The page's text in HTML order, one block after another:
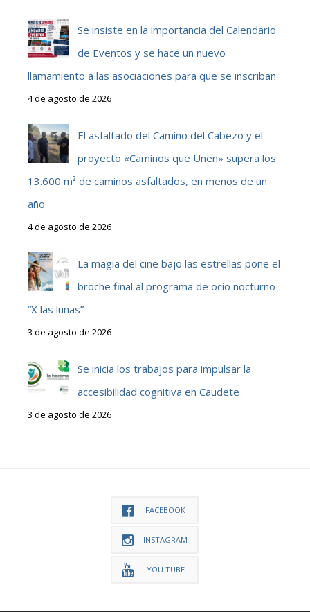
Se insiste en la importancia del Calendario
de Eventos y se hace un nuevo
llamamiento a las asociaciones para que se inscriban
4 de agosto de 2026
El asfaltado del Camino del Cabezo y el
proyecto «Caminos que Unen» supera los
13.600 m² de caminos asfaltados, en menos de un
año
4 de agosto de 2026
La magia del cine bajo las estrellas pone el
broche final al programa de ocio nocturno
“X las lunas”
3 de agosto de 2026
Se inicia los trabajos para impulsar la
accesibilidad cognitiva en Caudete
3 de agosto de 2026
FACEBOOK
INSTAGRAM
YOU TUBE